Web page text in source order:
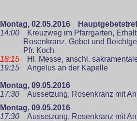
Montag, 02.05.2016
14:00
Kreuzweg im Pfarrgarten,
Rosenkranz, Gebet und
Pfr. Koch
18:15
Hl. Messe, anschl.
19:15
Angelus an der Kapelle
Montag, 09.05.2016
17:30
Aussetzung, Rosenkranz mit
Montag, 09.05.2016
17:30
Aussetzung, Rosenkranz mit